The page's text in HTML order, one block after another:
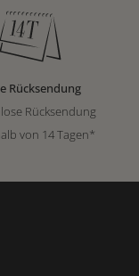
Rücksendung
Rücksendung
von 14 Tagen*